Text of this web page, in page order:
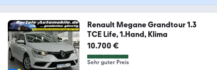
Renault Megane Grandtour 1.3
TCE Life, 1.Hand, Klima
10.700 €
Sehr guter Preis